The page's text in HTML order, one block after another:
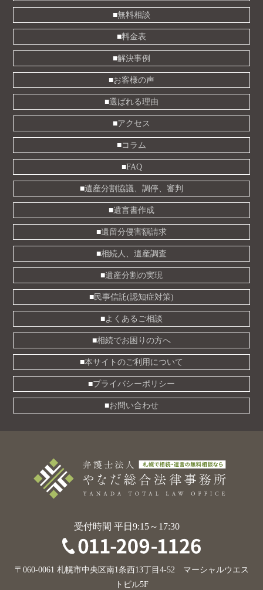
無料相談
料金表
解決事例
お客様の声
選ばれる理由
アクセス
コラム
FAQ
遺産分割協議、調停、審判
遺言書作成
遺留分侵害額請求
相続人、遺産調査
遺産分割の実現
民事信託(認知症対策)
よくあるご相談
相続でお困りの方へ
本サイトのご利用について
プライバシーポリシー
お問い合わせ
受付時間 平日9:15～17:30
〒060-0061 札幌市中央区南1条西13丁目4-52 マーシャルウエス
トビル5F